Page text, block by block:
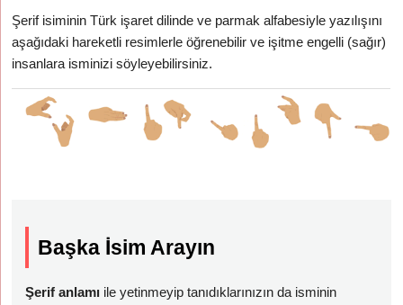
Şerif isiminin Türk işaret dilinde ve parmak alfabesiyle yazılışını
aşağıdaki hareketli resimlerle öğrenebilir ve işitme engelli (sağır)
insanlara isminizi söyleyebilirsiniz.
Başka İsim Arayın
Şerif anlamı ile yetinmeyip tanıdıklarınızın da isminin